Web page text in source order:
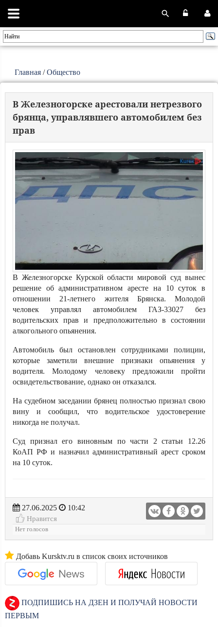
Главная /Общество
В Железногорске арестовали нетрезвого
брянца, управлявшего автомобилем без
прав
В Железногорске Курской области мировой суд вынес
решение об административном аресте на 10 суток в
отношении 21-летнего жителя Брянска. Молодой
человек управлял автомобилем ГАЗ-33027 без
водительских прав и предположительно в состоянии
алкогольного опьянения.
Автомобиль был остановлен сотрудниками полиции,
которые заметили внешние признаки опьянения у
водителя. Молодому человеку предложили пройти
освидетельствование, однако он отказался.
На судебном заседании брянец полностью признал свою
вину и сообщил, что водительское удостоверение
никогда не получал.
Суд признал его виновным по части 2 статьи 12.26
КоАП РФ и назначил административный арест сроком
на 10 суток.
27.06.2025
10:42
Нравится
Нет голосов
Добавь Kursktv.ru в список своих источников
ПОДПИШИСЬ НА ДЗЕН И ПОЛУЧАЙ НОВОСТИ
ПЕРВЫМ